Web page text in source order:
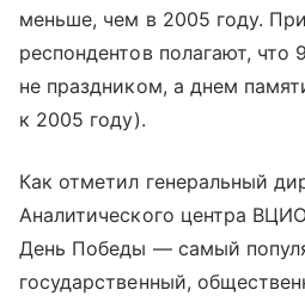
меньше, чем в 2005 году.
респондентов полагают, что
не праздником, а днем
к 2005 году).
Как отметил генеральный
Аналитического центра
День Победы — самый
государственный,